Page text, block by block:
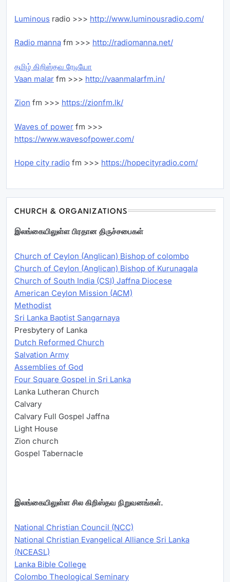
Luminous radio >>> http://www.luminousradio.com/
Radio manna fm >>> http://radiomanna.net/
தமிழ் கிறிஸ்தவ ரேடியோ
Vaan malar fm >>> http://vaanmalarfm.in/
Zion fm >>> https://zionfm.lk/
Waves of power fm >>>
https://www.wavesofpower.com/
Hope city radio fm >>> https://hopecityradio.com/
CHURCH & ORGANIZATIONS
இலங்கையிலுள்ள பிரதான திருச்சபைகள்
Church of Ceylon (Anglican) Bishop of colombo
Church of Ceylon (Anglican) Bishop of Kurunagala
Church of South India (CSI) Jaffna Diocese
American Ceylon Mission (ACM)
Methodist
Sri Lanka Baptist Sangarnaya
Presbytery of Lanka
Dutch Reformed Church
Salvation Army
Assemblies of God
Four Square Gospel in Sri Lanka
Lanka Lutheran Church
Calvary
Calvary Full Gospel Jaffna
Light House
Zion church
Gospel Tabernacle
இலங்கையிலுள்ள சில கிறிஸ்தவ நிறுவனங்கள்.
National Christian Council (NCC)
National Christian Evangelical Alliance Sri Lanka
(NCEASL)
Lanka Bible College
Colombo Theological Seminary